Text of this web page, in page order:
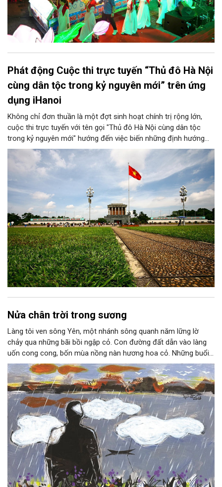
Phát động Cuộc thi trực tuyến “Thủ đô Hà Nội
cùng dân tộc trong kỷ nguyên mới” trên ứng
dụng iHanoi
Không chỉ đơn thuần là một đợt sinh hoạt chính trị rộng lớn,
cuộc thi trực tuyến với tên gọi "Thủ đô Hà Nội cùng dân tộc
trong kỷ nguyên mới" hướng đến việc biến những định hướng
chiến lược trong Nghị quyết số 02-NQ/TW của Bộ Chính trị
thành niềm tin, thành nhận thức chung của mỗi người dân.
Nửa chân trời trong sương
Làng tôi ven sông Yên, một nhánh sông quanh năm lững lờ
chảy qua những bãi bồi ngập cỏ. Con đường đất dẫn vào làng
uốn cong cong, bốn mùa nồng nàn hương hoa cỏ. Những buổi
hoàng hôn, khi nắng đã dịu xuống phía cuối sông, đám hoa tím
lại thẫm màu như có ai vừa rắc lên một lớp khói.